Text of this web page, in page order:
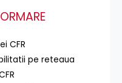
CFR
pe reteaua